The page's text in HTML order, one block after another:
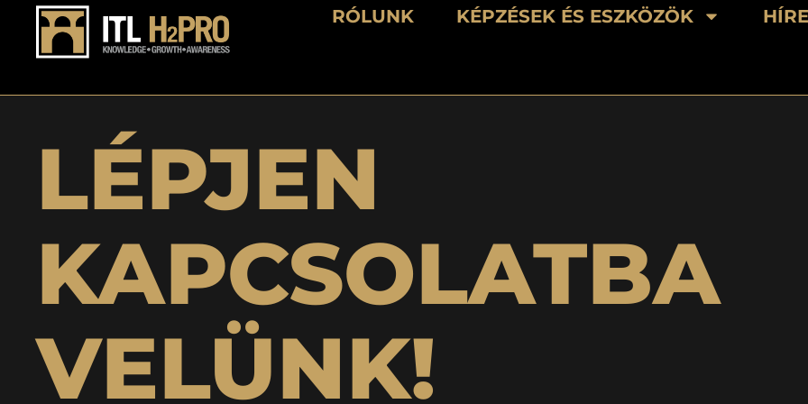
RÓLUNK KÉPZÉSEK ÉS ESZKÖZÖK
LÉPJEN
KAPCSOLATBA
VELÜNK!